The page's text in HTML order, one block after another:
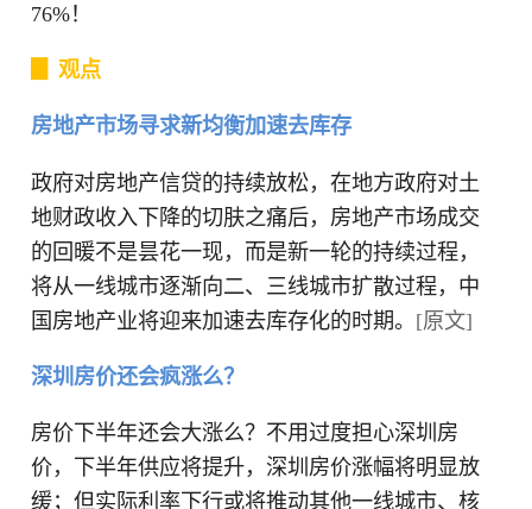
76%！
▊ 观点
房地产市场寻求新均衡加速去库存
政府对房地产信贷的持续放松，在地方政府对土
地财政收入下降的切肤之痛后，房地产市场成交
的回暖不是昙花一现，而是新一轮的持续过程，
将从一线城市逐渐向二、三线城市扩散过程，中
国房地产业将迎来加速去库存化的时期。 [原文]
深圳房价还会疯涨么？
房价下半年还会大涨么？不用过度担心深圳房
价，下半年供应将提升，深圳房价涨幅将明显放
缓；但实际利率下行或将推动其他一线城市、核